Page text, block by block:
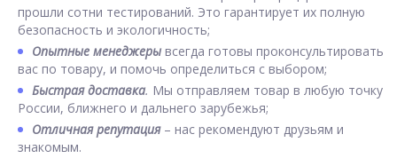
прошли сотни тестирований. Это гарантирует их полную
безопасность и экологичность;
Опытные менеджеры всегда готовы проконсультировать
вас по товару, и помочь определиться с выбором;
Быстрая доставка. Мы отправляем товар в любую точку
России, ближнего и дальнего зарубежья;
Отличная репутация– нас рекомендуют друзьям и
знакомым.